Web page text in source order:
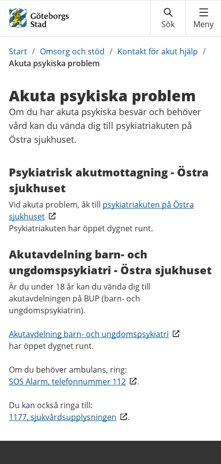
Du
är
Start / Omsorg och stöd / Kontakt för akut hjälp /
Akuta psykiska problem
Akuta psykiska problem
Om du har akuta psykiska besvär och behöver
vård kan du vända dig till psykiatriakuten på
Östra sjukhuset.
Psykiatrisk akutmottagning - Östra
sjukhuset
Vid akuta problem, åk till psykiatriakuten på Östra
sjukhuset
Psykiatriakuten har öppet dygnet runt.
Akutavdelning barn- och
ungdomspsykiatri - Östra sjukhuset
Är du under 18 år kan du vända dig till
akutavdelningen på BUP (barn- och
ungdomspsykiatrin).
Akutavdelning barn- och ungdomspsykiatri
har öppet dygnet runt.
Om du behöver ambulans, ring:
SOS Alarm, telefonnummer 112
.
Du kan också ringa till:
1177, sjukvårdsupplysningen
.